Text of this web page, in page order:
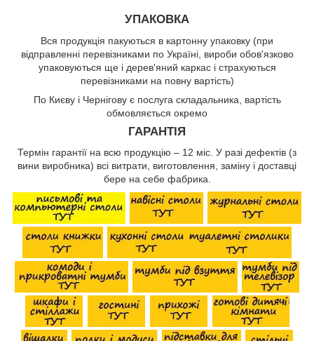
УПАКОВКА
Вся продукція пакуються в картонну упаковку (при
відправленні перевізниками по Україні, вироби обов'язково
упаковуються ще і дерев'яний каркас і страхуються
перевізниками на повну вартість)
По Києву і Чернігову є послуга складальника, вартість
обмовляється окремо
ГАРАНТІЯ
Термін гарантії на всю продукцію – 12 міс. У разі дефектів (з
вини виробника) всі витрати, виготовлення, заміну і доставці
бере на себе фабрика.